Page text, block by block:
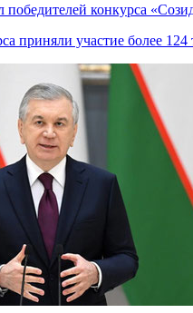
победителей конкурса
приняли участие более